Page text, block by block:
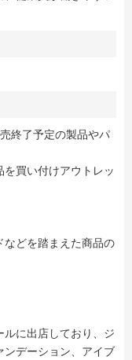
終了予定の製品やパ
買い付けアウトレッ
などを踏まえた商品の
に出店しており、ジ
ンデーション、アイブ